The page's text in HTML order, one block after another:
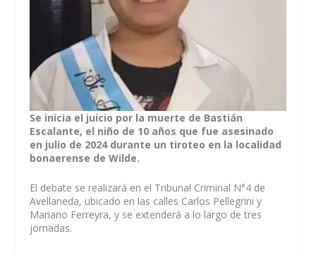
Se inicia el juicio por la muerte de Bastián
Escalante, el niño de 10 años que fue asesinado
en julio de 2024 durante un tiroteo en la localidad
bonaerense de Wilde.
El debate se realizará en el Tribunal Criminal N°4 de
Avellaneda, ubicado en las calles Carlos Pellegrini y
Mariano Ferreyra, y se extenderá a lo largo de tres
jornadas.